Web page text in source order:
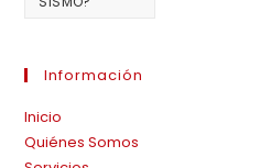
Información
Inicio
Quiénes Somos